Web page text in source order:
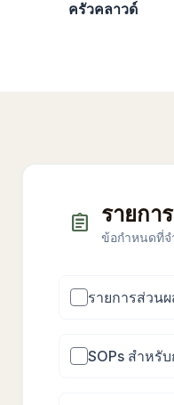
ครัวคลาวด์
assignment รายกา
ข้อกำหนดที่
รายการส่วน
SOPs สำหรั